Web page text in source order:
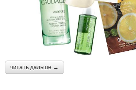
читать дальше →